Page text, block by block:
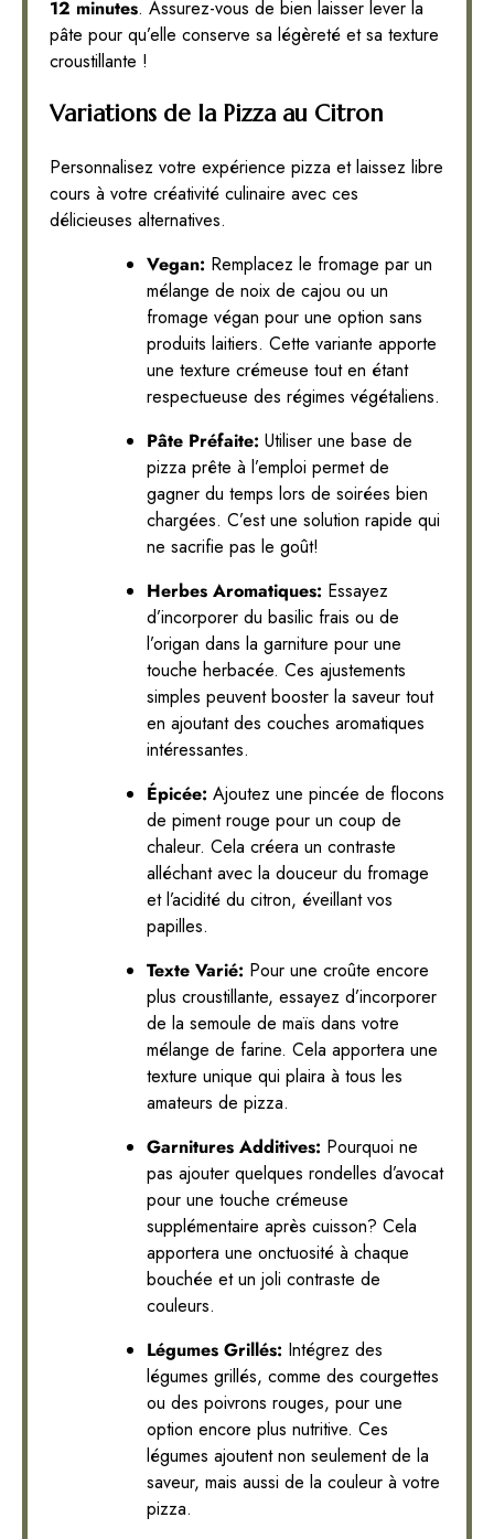
12 minutes. Assurez-vous de bien laisser lever la
pâte pour qu’elle conserve sa légèreté et sa texture
croustillante !
Variations de la Pizza au Citron
Personnalisez votre expérience pizza et laissez libre
cours à votre créativité culinaire avec ces
délicieuses alternatives.
Vegan: Remplacez le fromage par un
mélange de noix de cajou ou un
fromage végan pour une option sans
produits laitiers. Cette variante apporte
une texture crémeuse tout en étant
respectueuse des régimes végétaliens.
Pâte Préfaite: Utiliser une base de
pizza prête à l’emploi permet de
gagner du temps lors de soirées bien
chargées. C’est une solution rapide qui
ne sacrifie pas le goût!
Herbes Aromatiques: Essayez
d’incorporer du basilic frais ou de
l’origan dans la garniture pour une
touche herbacée. Ces ajustements
simples peuvent booster la saveur tout
en ajoutant des couches aromatiques
intéressantes.
Épicée: Ajoutez une pincée de flocons
de piment rouge pour un coup de
chaleur. Cela créera un contraste
alléchant avec la douceur du fromage
et l’acidité du citron, éveillant vos
papilles.
Texte Varié: Pour une croûte encore
plus croustillante, essayez d’incorporer
de la semoule de maïs dans votre
mélange de farine. Cela apportera une
texture unique qui plaira à tous les
amateurs de pizza.
Garnitures Additives: Pourquoi ne
pas ajouter quelques rondelles d’avocat
pour une touche crémeuse
supplémentaire après cuisson? Cela
apportera une onctuosité à chaque
bouchée et un joli contraste de
couleurs.
Légumes Grillés: Intégrez des
légumes grillés, comme des courgettes
ou des poivrons rouges, pour une
option encore plus nutritive. Ces
légumes ajoutent non seulement de la
saveur, mais aussi de la couleur à votre
pizza.